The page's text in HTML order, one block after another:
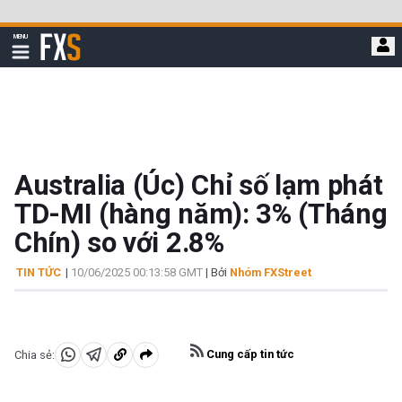
qua
đi
MENU
Hiển
thị
FXStreet
Australia (Úc) Chỉ số lạm phát
TD-MI (hàng năm): 3% (Tháng
Chín) so với 2.8%
TIN TỨC | 10/06/2025 00:13:58 GMT | Bởi Nhóm FXStreet
Chia sẻ:
Chia Chia Sao
Cung cấp tin tức